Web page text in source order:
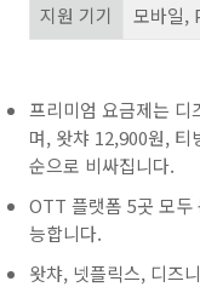
지원 기기 모바일,
프리미엄 요금제는 디
며, 왓챠 12,900원, 티
순으로 비싸집니다.
OTT 플랫폼 5곳 모두
능합니다.
왓챠, 넷플릭스, 디즈